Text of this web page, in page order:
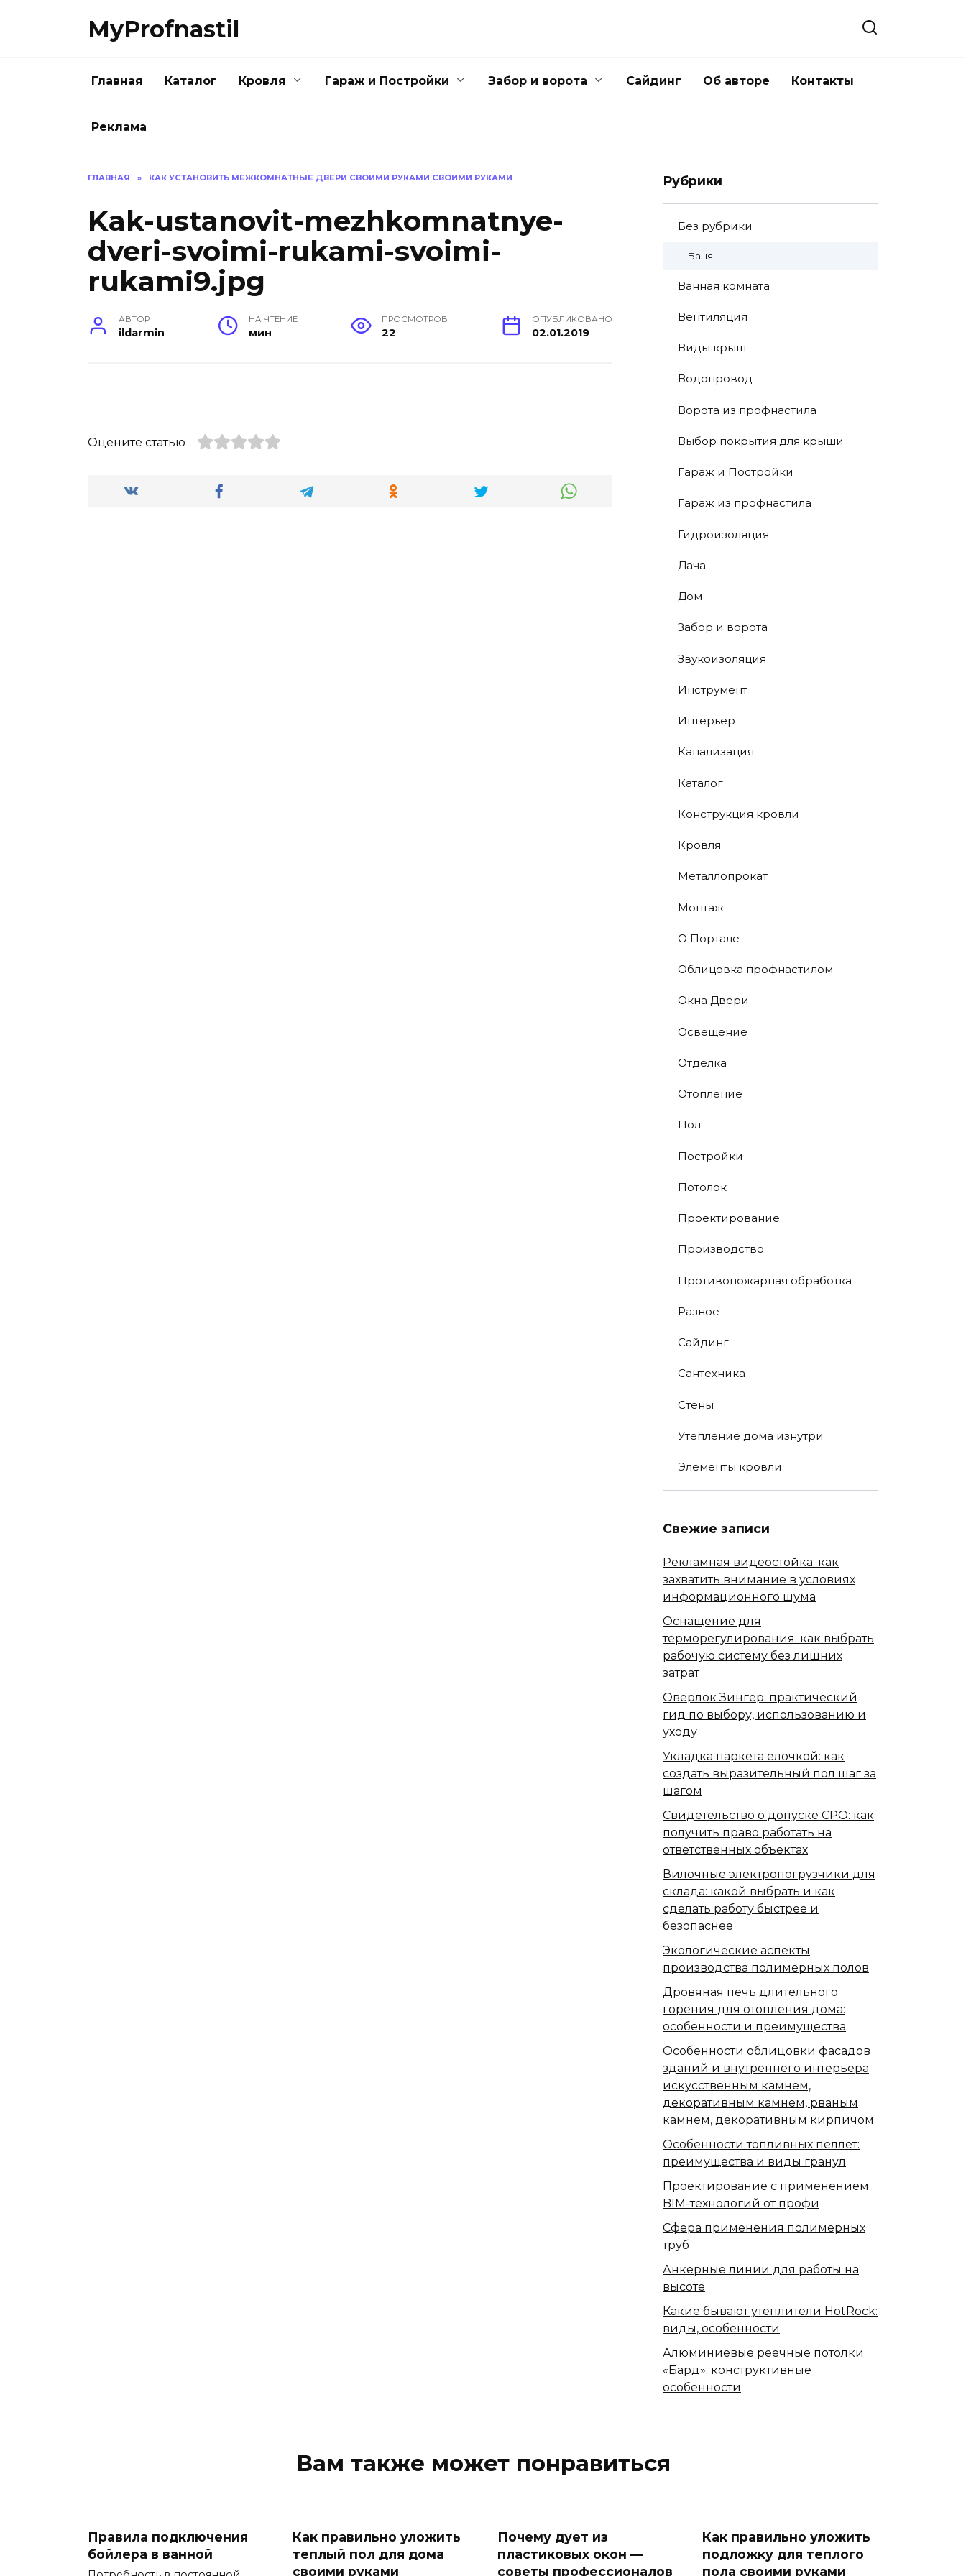
MyProfnastil
Главная Каталог Кровля Гараж и Постройки Забор и ворота Сайдинг Об авторе Контакты
Реклама
ГЛАВНАЯ » КАК УСТАНОВИТЬ МЕЖКОМНАТНЫЕ ДВЕРИ СВОИМИ РУКАМИ СВОИМИ РУКАМИ
Kak-ustanovit-mezhkomnatnye-
dveri-svoimi-rukami-svoimi-
rukami9.jpg
АВТОР
ildarmin
НА ЧТЕНИЕ
мин
ПРОСМОТРОВ
22
ОПУБЛИКОВАНО
02.01.2019
Оцените статью
Рубрики
Без рубрики
Баня
Ванная комната
Вентиляция
Виды крыш
Водопровод
Ворота из профнастила
Выбор покрытия для крыши
Гараж и Постройки
Гараж из профнастила
Гидроизоляция
Дача
Дом
Забор и ворота
Звукоизоляция
Инструмент
Интерьер
Канализация
Каталог
Конструкция кровли
Кровля
Металлопрокат
Монтаж
О Портале
Облицовка профнастилом
Окна Двери
Освещение
Отделка
Отопление
Пол
Постройки
Потолок
Проектирование
Производство
Противопожарная обработка
Разное
Сайдинг
Сантехника
Стены
Утепление дома изнутри
Элементы кровли
Свежие записи
Рекламная видеостойка: как
захватить внимание в условиях
информационного шума
Оснащение для
терморегулирования: как выбрать
рабочую систему без лишних
затрат
Оверлок Зингер: практический
гид по выбору, использованию и
уходу
Укладка паркета елочкой: как
создать выразительный пол шаг за
шагом
Свидетельство о допуске СРО: как
получить право работать на
ответственных объектах
Вилочные электропогрузчики для
склада: какой выбрать и как
сделать работу быстрее и
безопаснее
Экологические аспекты
производства полимерных полов
Дровяная печь длительного
горения для отопления дома:
особенности и преимущества
Особенности облицовки фасадов
зданий и внутреннего интерьера
искусственным камнем,
декоративным камнем, рваным
камнем, декоративным кирпичом
Особенности топливных пеллет:
преимущества и виды гранул
Проектирование с применением
BIM-технологий от профи
Сфера применения полимерных
труб
Анкерные линии для работы на
высоте
Какие бывают утеплители HotRock:
виды, особенности
Алюминиевые реечные потолки
«Бард»: конструктивные
особенности
Вам также может понравиться
Правила подключения
бойлера в ванной
Как правильно уложить
теплый пол для дома
своими руками
Почему дует из
пластиковых окон —
советы профессионалов
Как правильно уложить
подложку для теплого
пола своими руками